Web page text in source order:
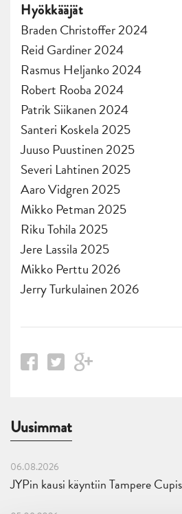
Hyökkääjät
Braden Christoffer 2024
Reid Gardiner 2024
Rasmus Heljanko 2024
Robert Rooba 2024
Patrik Siikanen 2024
Santeri Koskela 2025
Juuso Puustinen 2025
Severi Lahtinen 2025
Aaro Vidgren 2025
Mikko Petman 2025
Riku Tohila 2025
Jere Lassila 2025
Mikko Perttu 2026
Jerry Turkulainen 2026
Uusimmat
06.08.2026
JYPin kausi käyntiin Tampere